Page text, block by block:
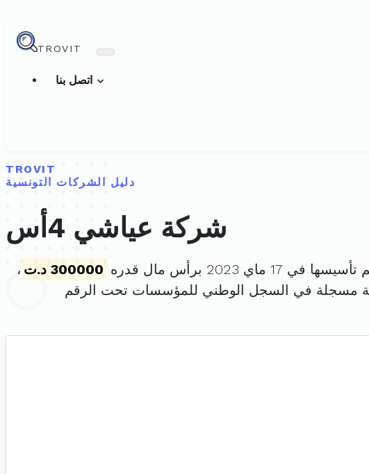
TROVIT
TROVIT
دليل الشركات التونسية
شركة عياشي 4أس
في 17 ماي 2023 برأس مال قدره 300000 د.ت
،
مسجلة في السجل الوطني للمؤسسات تحت الرقم